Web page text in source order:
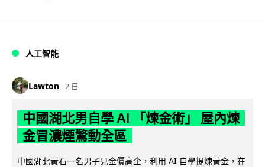
人工智能
Lawton 2 日
中國湖北男自學 AI 「煉金術」 屋內煉
金冒濃煙驚動全區
中國湖北黃石一名男子見金價高企，利用 AI 自學提煉黃金，在